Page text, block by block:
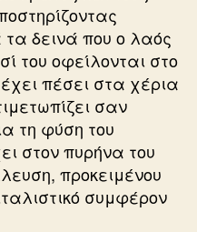
δεινά που ο λαός
του οφείλονται στο
πέσει στα χέρια
σαν
τη φύση του
στον πυρήνα του
προκειμένου
συμφέρον